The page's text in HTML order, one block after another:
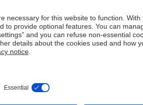
können nun die
im Voraus